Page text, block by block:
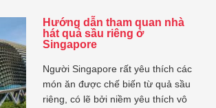
Hướng dẫn tham quan nhà
hát quả sầu riêng ở
Singapore
Người Singapore rất yêu thích các
món ăn được chế biến từ quả sầu
riêng, có lẽ bởi niềm yêu thích vô